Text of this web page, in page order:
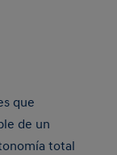
que
de un
total